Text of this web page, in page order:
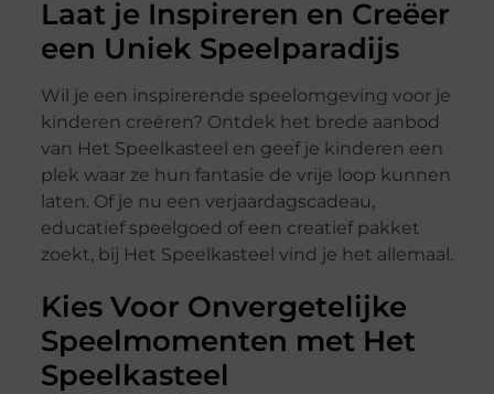
Laat je Inspireren en Creëer
een Uniek Speelparadijs
Wil je een inspirerende speelomgeving voor je
kinderen creëren? Ontdek het brede aanbod
van Het Speelkasteel en geef je kinderen een
plek waar ze hun fantasie de vrije loop kunnen
laten. Of je nu een verjaardagscadeau,
educatief speelgoed of een creatief pakket
zoekt, bij Het Speelkasteel vind je het allemaal.
Kies Voor Onvergetelijke
Speelmomenten met Het
Speelkasteel